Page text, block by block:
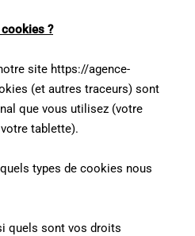
?
site https://agence-
(et autres traceurs) sont
que vous utilisez (votre
tablette).
types de cookies nous
quels sont vos droits